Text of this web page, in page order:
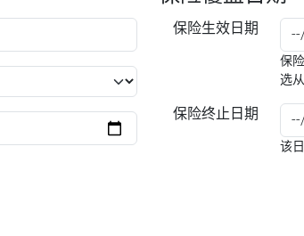
保险生效日期
保
选
保险终止日期
该